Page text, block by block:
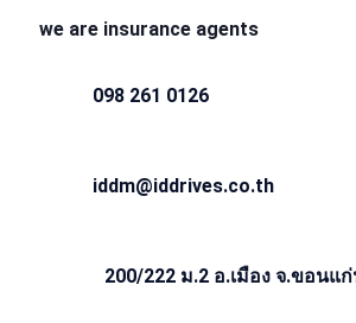
we are insurance agents
098 261 0126
iddm@iddrives.co.th
200/222 ม.2 อ.เมือง จ.ขอนแ